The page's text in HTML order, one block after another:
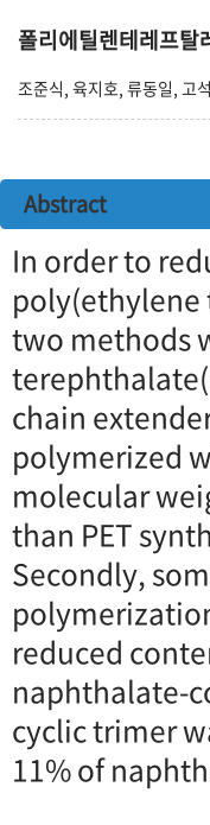
폴리에틸렌테레프탈
조준식, 육지호, 류동일, 고
Abstract
In order to
poly(ethylene
two methods
chain
polymerized
molecular
than PET
Secondly,
reduced
naphthalate-
cyclic trimer
11% of